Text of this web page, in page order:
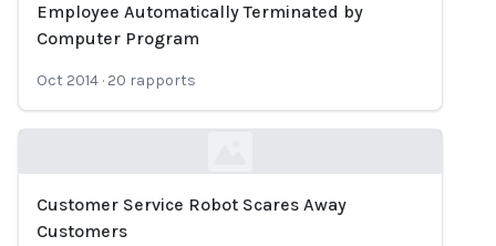
Loading...
Employee Automatically Terminated by
Computer Program
Oct 2014 · 20 rapports
Loading...
Customer Service Robot Scares Away
Customers